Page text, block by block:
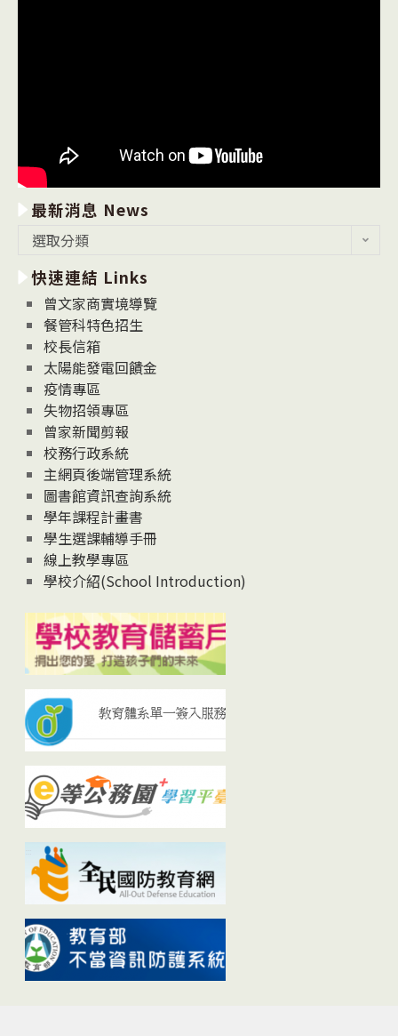
最新消息 News
消
息
News
選取分類
快速連結 Links
曾文家商實境導覽
餐管科特色招生
校長信箱
太陽能發電回饋金
疫情專區
失物招領專區
曾家新聞剪報
校務行政系統
主網頁後端管理系統
圖書館資訊查詢系統
學年課程計畫書
學生選課輔導手冊
線上教學專區
學校介紹(School Introduction)